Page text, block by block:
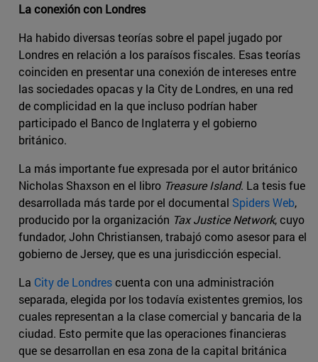
La conexión con Londres
Ha habido diversas teorías sobre el papel jugado por
Londres en relación a los paraísos fiscales. Esas teorías
coinciden en presentar una conexión de intereses entre
las sociedades opacas y la City de Londres, en una red
de complicidad en la que incluso podrían haber
participado el Banco de Inglaterra y el gobierno
británico.
La más importante fue expresada por el autor británico
Nicholas Shaxson en el libro Treasure Island. La tesis fue
desarrollada más tarde por el documental Spiders Web,
producido por la organización Tax Justice Network, cuyo
fundador, John Christiansen, trabajó como asesor para el
gobierno de Jersey, que es una jurisdicción especial.
La City de Londrescuenta con una administración
separada, elegida por los todavía existentes gremios, los
cuales representan a la clase comercial y bancaria de la
ciudad. Esto permite que las operaciones financieras
que se desarrollan en esa zona de la capital británica